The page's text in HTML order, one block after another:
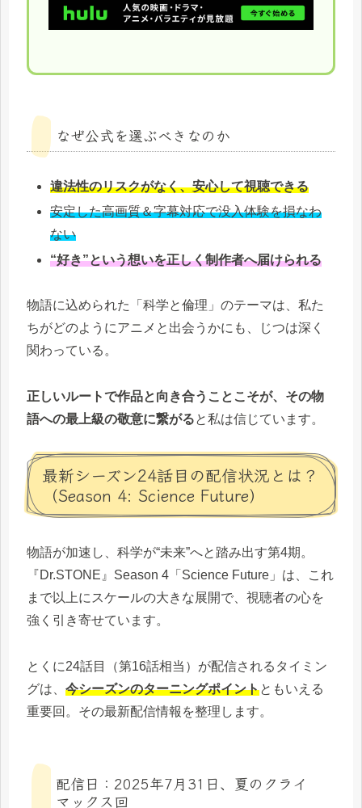
なぜ公式を選ぶべきなのか
違法性のリスクがなく、安心して視聴できる
安定した高画質＆字幕対応で没入体験を損なわ
ない
“好き”という想いを正しく制作者へ届けられる
物語に込められた「科学と倫理」のテーマは、私た
ちがどのようにアニメと出会うかにも、じつは深く
関わっている。
正しいルートで作品と向き合うことこそが、その物
語への最上級の敬意に繋がると私は信じています。
最新シーズン24話目の配信状況とは？
（Season 4: Science Future）
物語が加速し、科学が“未来”へと踏み出す第4期。
『Dr.STONE』Season 4「Science Future」は、これ
まで以上にスケールの大きな展開で、視聴者の心を
強く引き寄せています。
とくに24話目（第16話相当）が配信されるタイミン
グは、 今シーズンのターニングポイントともいえる
重要回。その最新配信情報を整理します。
配信日：2025年7月31日、夏のクライ
マックス回